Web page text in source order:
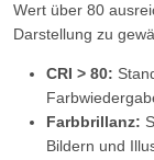
Wert über 80
Darstellung zu
CRI > 80:
Farbbrillanz:
Bildern und